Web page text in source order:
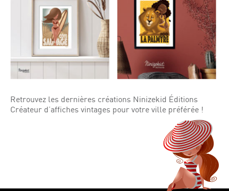
Retrouvez les dernières créations Ninizekid Éditions
Créateur d’affiches vintages pour votre ville préférée !